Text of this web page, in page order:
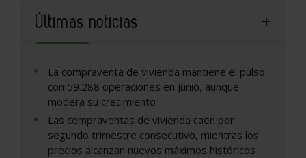
Últimas noticias
La compraventa de vivienda mantiene el pulso
con 59.288 operaciones en junio, aunque
modera su crecimiento
Las compraventas de vivienda caen por
segundo trimestre consecutivo, mientras los
precios alcanzan nuevos máximos históricos